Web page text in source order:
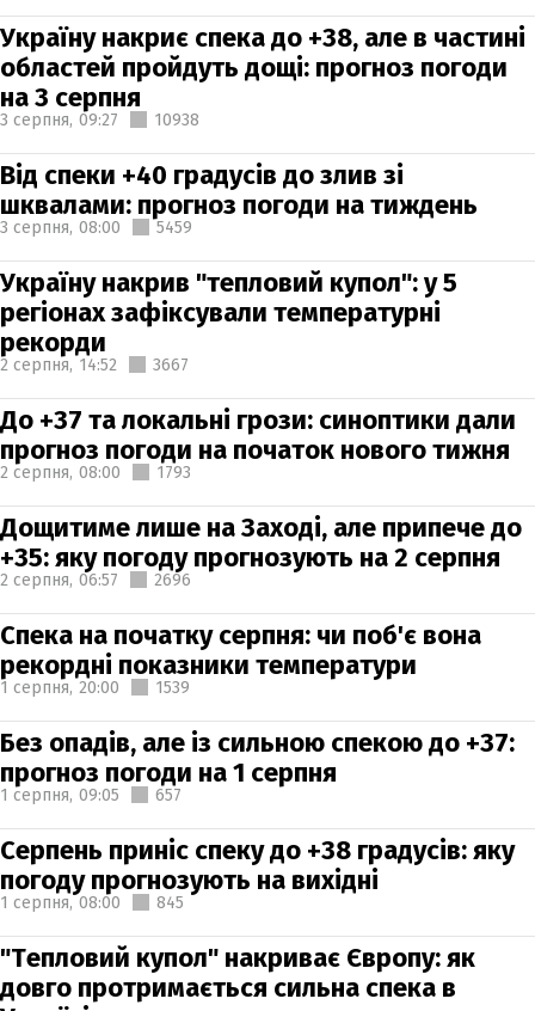
Україну накриє спека до +38, але в частині
областей пройдуть дощі: прогноз погоди
на 3 серпня
3 серпня, 09:27 10938
Від спеки +40 градусів до злив зі
шквалами: прогноз погоди на тиждень
3 серпня, 08:00 5459
Україну накрив "тепловий купол": у 5
регіонах зафіксували температурні
рекорди
2 серпня, 14:52 3667
До +37 та локальні грози: синоптики дали
прогноз погоди на початок нового тижня
2 серпня, 08:00 1793
Дощитиме лише на Заході, але припече до
+35: яку погоду прогнозують на 2 серпня
2 серпня, 06:57 2696
Спека на початку серпня: чи поб'є вона
рекордні показники температури
1 серпня, 20:00 1539
Без опадів, але із сильною спекою до +37:
прогноз погоди на 1 серпня
1 серпня, 09:05 657
Серпень приніс спеку до +38 градусів: яку
погоду прогнозують на вихідні
1 серпня, 08:00 845
"Тепловий купол" накриває Європу: як
довго протримається сильна спека в